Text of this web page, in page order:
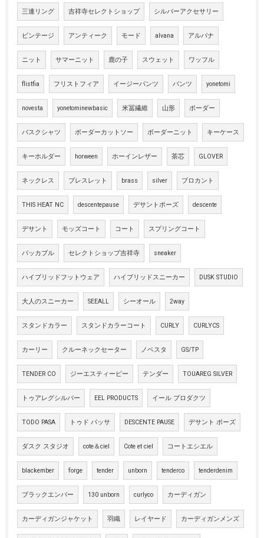
三連リング 吉祥寺セレクトショップ シルバーアクセサリー
ビンテージ アンティーク モード alvana アルバナ
ニット サマーニット 鹿の子 スウェット ワッフル
flistfia フリストフィア イージーパンツ パンツ yonetomi
novesta yonetominewbasic 米冨繊維 山形 ボーダー
バスクシャツ ボーダーカットソー ボーダーニット キーケース
キーホルダー horween ホーインレザー 茶芯 GLOVER
ネックレス ブレスレット brass silver ブロカント
THIS HEAT NC descentepause デサントポーズ descente
デサント モッズコート コート スプリングコート
パッカブル セレクトショップ吉祥寺 sneaker
ハイブリッドフットウェア ハイブリッドスニーカー DUSK STUDIO
大人のスニーカー SEEALL シーオール 2way
スタンドカラー スタンドカラーコート CURLY CURLYCS
カーリー クルーネックセーター ノベスタ GS/TP
TENDER CO ジーエスティーピー テンダー TOUAREG SILVER
トゥアレグシルバー EEL PRODUCTS イール プロダクツ
TODO PASA トゥド パッサ DESCENTE PAUSE デサント ポーズ
ダスク スタジオ cote＆ciel Cote et ciel コートエシエル
blackember forge tender unborn tenderco tenderdenim
ブラックエンバー 130 unborn curlyco カーディガン
カーディガンジャケット 羽織 レイヤード カーディガンメンズ